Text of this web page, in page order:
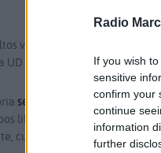
Radio
If you wish
sensitive
confirm your
continue
information
further
vuelos y gran ambiente en la
UD Lanzarote en casa del
se afrontaba con el 3-3 de la
libraron una buena batalla
cuando el Inter de Playa